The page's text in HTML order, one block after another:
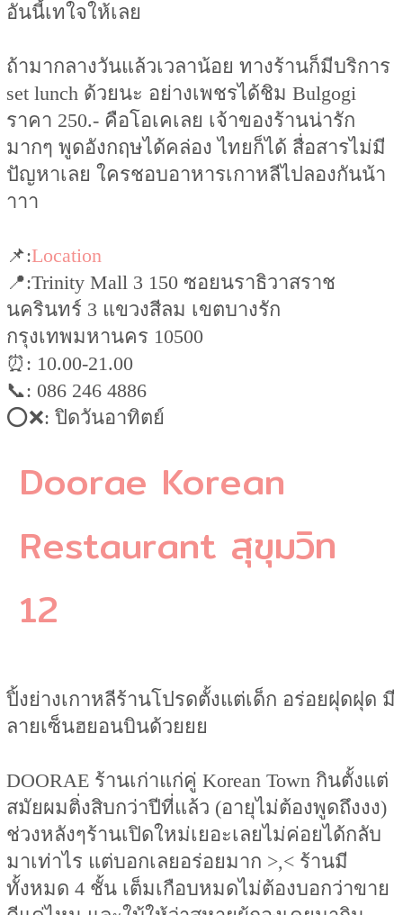
อันนี้เทใจให้เลย
ถ้ามากลางวันแล้วเวลาน้อย ทางร้านก็มีบริการ
set lunch ด้วยนะ อย่างเพชรได้ชิม Bulgogi
ราคา 250.- คือโอเคเลย เจ้าของร้านน่ารัก
มากๆ พูดอังกฤษได้คล่อง ไทยก็ได้ สื่อสารไม่มี
ปัญหาเลย ใครชอบอาหารเกาหลีไปลองกันน้า
าาา
📌:Location
📍:Trinity Mall 3 150 ซอยนราธิวาสราช
นครินทร์ 3 แขวงสีลม เขตบางรัก
กรุงเทพมหานคร 10500
⏰: 10.00-21.00
📞: 086 246 4886
⭕️❌: ปิดวันอาทิตย์
Doorae Korean
Restaurant สุขุมวิท
12
ปิ้งย่างเกาหลีร้านโปรดตั้งแต่เด็ก อร่อยฝุดฝุด มี
ลายเซ็นฮยอนบินด้วยยย
DOORAE ร้านเก่าแก่คู่ Korean Town กินตั้งแต่
สมัยผมติ่งสิบกว่าปีที่แล้ว (อายุไม่ต้องพูดถึงงง)
ช่วงหลังๆร้านเปิดใหม่เยอะเลยไม่ค่อยได้กลับ
มาเท่าไร แต่บอกเลยอร่อยมาก >,< ร้านมี
ทั้งหมด 4 ชั้น เต็มเกือบหมดไม่ต้องบอกว่าขาย